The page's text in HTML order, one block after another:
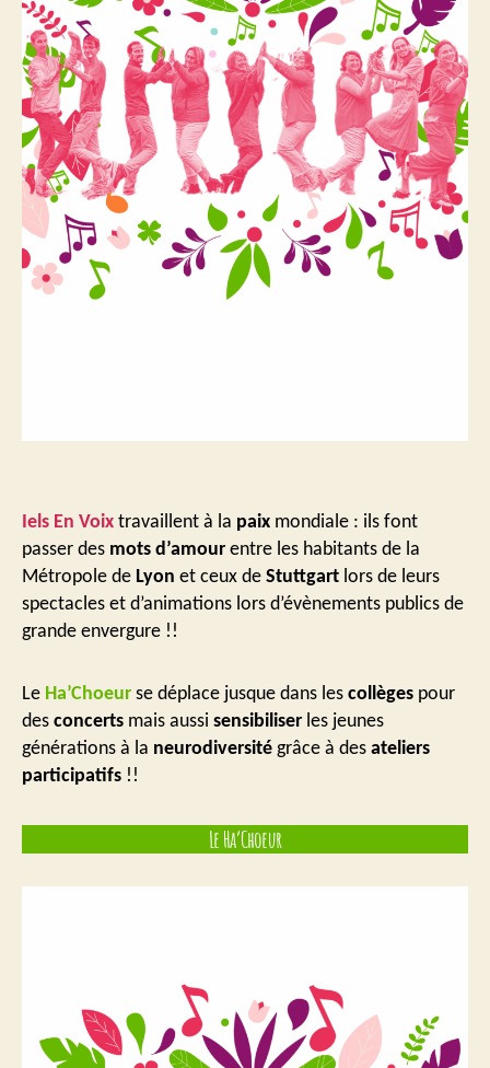
Iels En Voix travaillent à la paix mondiale : ils font
passer des mots d’amour entre les habitants de la
Métropole de Lyon et ceux de Stuttgart lors de leurs
spectacles et d’animations lors d’évènements publics de
grande envergure !!
Le Ha’Choeur se déplace jusque dans les collèges pour
des concerts mais aussi sensibiliser les jeunes
générations à la neurodiversité grâce à des ateliers
participatifs !!
Le Ha’Choeur